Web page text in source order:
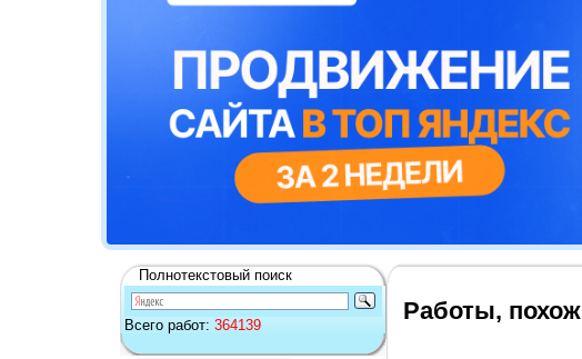
Полнотекстовый поиск
Всего работ: 364139
Работы,